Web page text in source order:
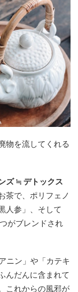
物を流してくれる
ズ ≒ デトックス
茶で、ポリフェノ
人参」、そして
がブレンドされ
ニン」や「カテキ
んだんに含まれて
これからの風邪が